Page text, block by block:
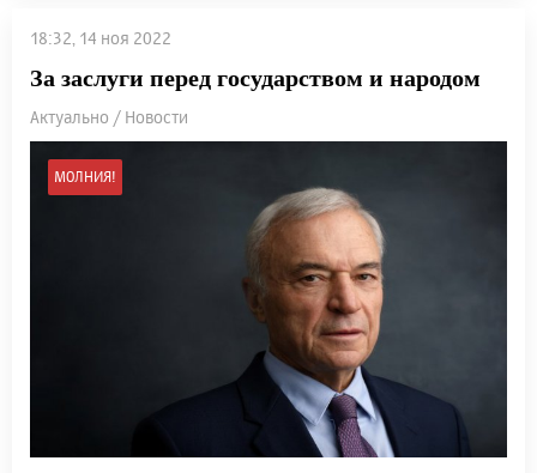
18:32, 14 ноя 2022
За заслуги перед государством и народом
Актуально / Новости
МОЛНИЯ!